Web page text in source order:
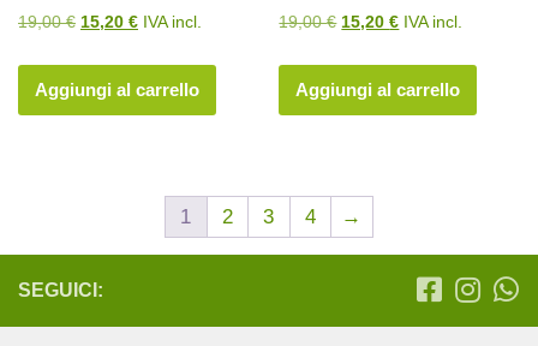
19,00€ Il
originale
era:
15,20 €Il
attuale
è:
IVA incl.
Aggiungi al carrello
19,00€ Il
originale
era:
15,20€Il
attuale
è:
IVA incl.
Aggiungi al carrello
1 2 3 4 →
SEGUICI: